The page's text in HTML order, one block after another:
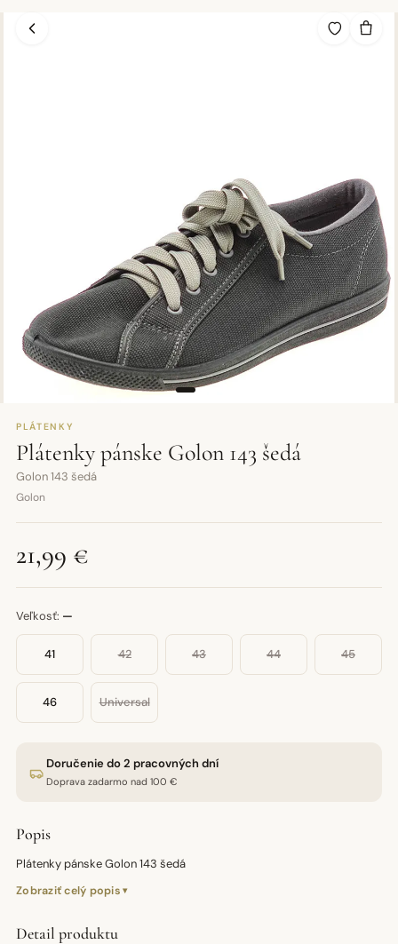
PLÁTENKY
Plátenky pánske Golon 143 šedá
Golon 143 šedá
Golon
21,99 €
Veľkosť: —
41 42 43 44 45
46 Universal
Doručenie do 2 pracovných dní
Doprava zadarmo nad 100 €
Popis
Plátenky pánske Golon 143 šedá
Zobraziť celý popis
Detail produktu